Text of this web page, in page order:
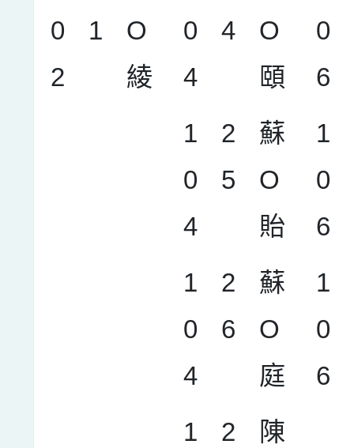
0
2
1
O
綾
0
4
4
O
頤
0
6
1
0
4
2
5
蘇
O
貽
1
0
6
1
0
4
2
6
蘇
O
庭
1
0
6
1
2
陳